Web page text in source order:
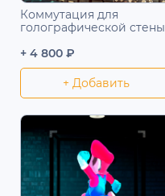
Коммутация для
голографической стены
+ 4 800 ₽
+ Добавить